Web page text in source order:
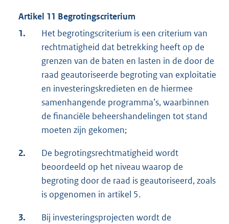
Artikel 11 Begrotingscriterium
1.
Het begrotingscriterium is een criterium van
rechtmatigheid dat betrekking heeft op de
grenzen van de baten en lasten in de door de
raad geautoriseerde begroting van exploitatie
en investeringskredieten en de hiermee
samenhangende programma’s, waarbinnen
de financiële beheershandelingen tot stand
moeten zijn gekomen;
2.
De begrotingsrechtmatigheid wordt
beoordeeld op het niveau waarop de
begroting door de raad is geautoriseerd, zoals
is opgenomen in artikel 5.
3.
Bij investeringsprojecten wordt de